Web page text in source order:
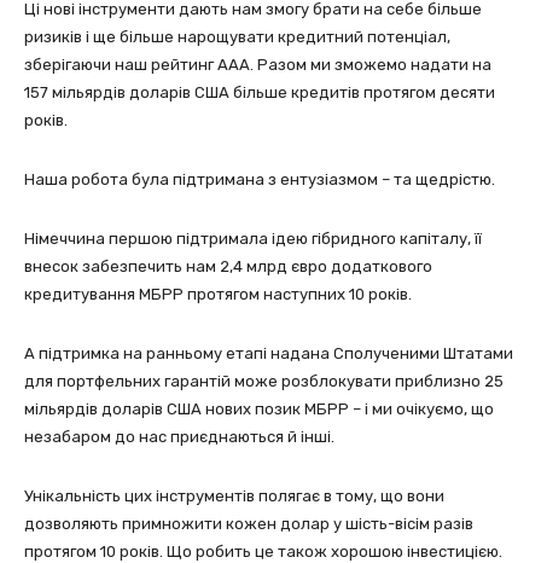
Ці нові інструменти дають нам змогу брати на себе більше
ризиків і ще більше нарощувати кредитний потенціал,
зберігаючи наш рейтинг ААА. Разом ми зможемо надати на
157 мільярдів доларів США більше кредитів протягом десяти
років.
Наша робота була підтримана з ентузіазмом – та щедрістю.
Німеччина першою підтримала ідею гібридного капіталу, її
внесок забезпечить нам 2,4 млрд євро додаткового
кредитування МБРР протягом наступних 10 років.
А підтримка на ранньому етапі надана Сполученими Штатами
для портфельних гарантій може розблокувати приблизно 25
мільярдів доларів США нових позик МБРР – і ми очікуємо, що
незабаром до нас приєднаються й інші.
Унікальність цих інструментів полягає в тому, що вони
дозволяють примножити кожен долар у шість-вісім разів
протягом 10 років. Що робить це також хорошою інвестицією.